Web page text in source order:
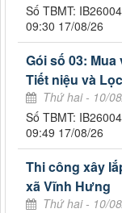
Số TBMT:
09:30 17/08/26
Gói số 03:
Tiết niệu và
Thứ hai - 10/
Số TBMT:
09:49 17/08/26
Thi công xây
xã Vĩnh Hưng
Thứ hai - 10/